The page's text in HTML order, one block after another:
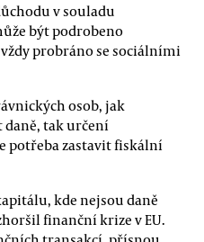
v souladu
být podrobeno
probráno se sociálními
osob, jak
daně, tak určení
potřeba zastavit fiskální
kde nejsou daně
finanční krize v EU.